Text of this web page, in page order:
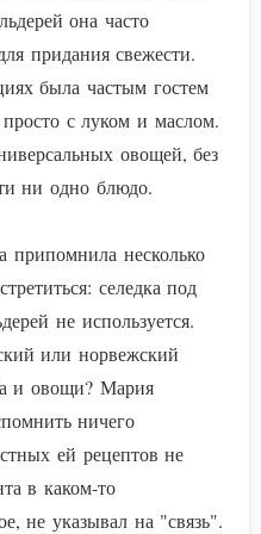
она часто
придания свежести.
была частым гостем
с луком и маслом.
овощей, без
ни одно блюдо.
припомнила несколько
селедка под
не используется.
или норвежский
и овощи? Мария
ничего
ей рецептов не
в каком-то
не указывал на "связь".